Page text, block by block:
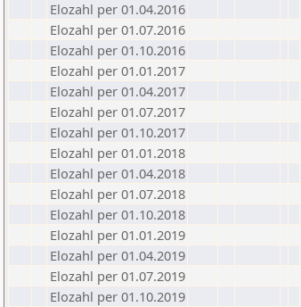
Elozahl per 01.04.2016
Elozahl per 01.07.2016
Elozahl per 01.10.2016
Elozahl per 01.01.2017
Elozahl per 01.04.2017
Elozahl per 01.07.2017
Elozahl per 01.10.2017
Elozahl per 01.01.2018
Elozahl per 01.04.2018
Elozahl per 01.07.2018
Elozahl per 01.10.2018
Elozahl per 01.01.2019
Elozahl per 01.04.2019
Elozahl per 01.07.2019
Elozahl per 01.10.2019